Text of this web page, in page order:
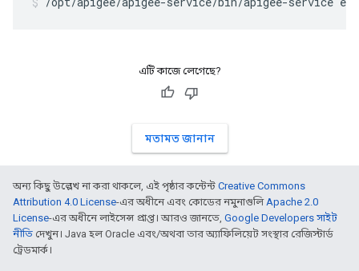
এটি কাজে লেগেছে?
মতামত জানান
অন্য কিছু উল্লেখ না করা থাকলে, এই পৃষ্ঠার কন্টেন্ট Creative Commons
Attribution 4.0 License-এর অধীনে এবং কোডের নমুনাগুলিApache 2.0
License-এর অধীনে লাইসেন্স প্রাপ্ত। আরও জানতে, Google Developers সাইট
নীতি দেখুন। Java হল Oracle এবং/অথবা তার অ্যাফিলিয়েট সংস্থার রেজিস্টার্ড
ট্রেডমার্ক।